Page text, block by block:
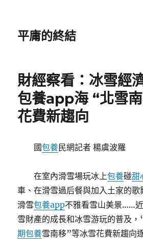
平庸的終結
財經察看：冰雪經
包養app海 “北雪
花費新趨向
國包養民網記者 楊虞波羅
在室內滑雪場玩冰上包養碰甜
車、在滑雪過后餐與加入土家的歌
滑雪包養app不雅看雪山美景……
雪財產的成長和冰雪游玩的普及
期包養雪南移”等冰雪花費新趨向